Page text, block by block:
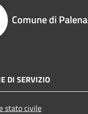
Comune di Palena
DI SERVIZIO
stato civile